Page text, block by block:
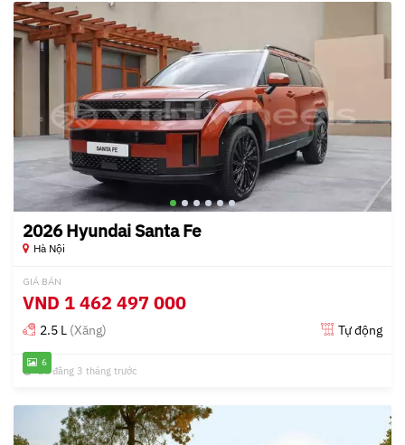
6
2026 Hyundai Santa Fe
Hà Nội
GIÁ BÁN
VND 1 462 497 000
2.5 L (Xăng) Tự động
Đã đăng 3 tháng trước